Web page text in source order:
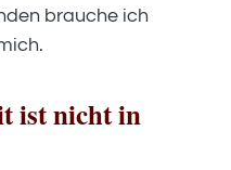
brauche ich
ist nicht in